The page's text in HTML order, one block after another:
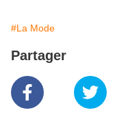
#La Mode
Partager